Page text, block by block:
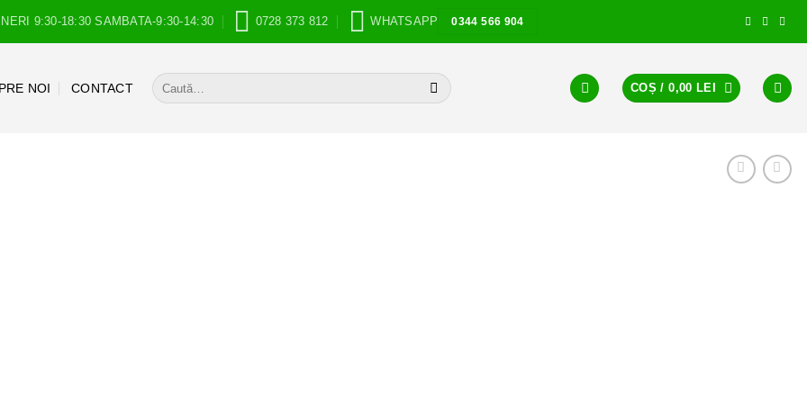
9:30-18:30 SAMBATA-9:30-14:30 0728 373 812 WHATSAPP 0344 566 904
NOI CONTACT
Caută
după:
COȘ /0,00 LEI